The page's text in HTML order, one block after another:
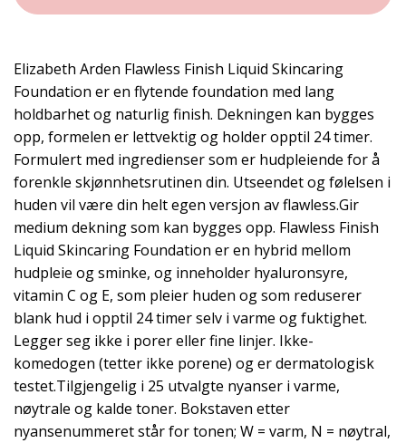
Elizabeth Arden Flawless Finish Liquid Skincaring
Foundation er en flytende foundation med lang
holdbarhet og naturlig finish. Dekningen kan bygges
opp, formelen er lettvektig og holder opptil 24 timer.
Formulert med ingredienser som er hudpleiende for å
forenkle skjønnhetsrutinen din. Utseendet og følelsen i
huden vil være din helt egen versjon av flawless.Gir
medium dekning som kan bygges opp. Flawless Finish
Liquid Skincaring Foundation er en hybrid mellom
hudpleie og sminke, og inneholder hyaluronsyre,
vitamin C og E, som pleier huden og som reduserer
blank hud i opptil 24 timer selv i varme og fuktighet.
Legger seg ikke i porer eller fine linjer. Ikke-
komedogen (tetter ikke porene) og er dermatologisk
testet.Tilgjengelig i 25 utvalgte nyanser i varme,
nøytrale og kalde toner. Bokstaven etter
nyansenummeret står for tonen; W = varm, N = nøytral,